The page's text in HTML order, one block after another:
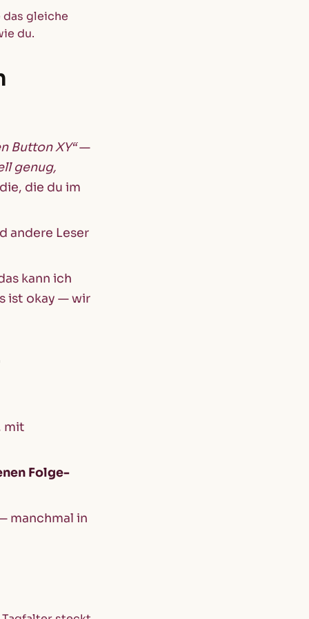
gleiche
du.
Button XY“—
genug,
die du im
andere Leser
kann ich
ist okay — wir
mit
Folge-
manchmal in